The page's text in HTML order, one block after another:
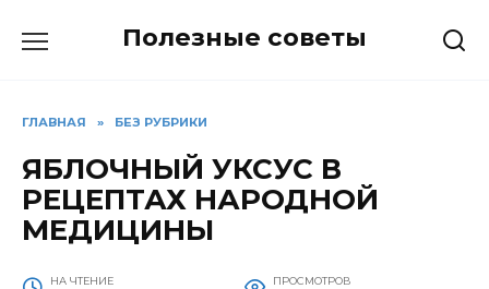
Полезные советы
ГЛАВНАЯ » БЕЗ РУБРИКИ
ЯБЛОЧНЫЙ УКСУС В
РЕЦЕПТАХ НАРОДНОЙ
МЕДИЦИНЫ
НА ЧТЕНИЕ ПРОСМОТРОВ